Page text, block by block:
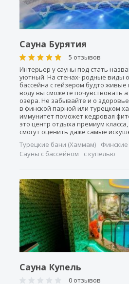
Сауна Бурятия
5 отзывов
Интерьер у сауны под стать
уютный. На стенах- родные виды
бассейна с гейзером будто
воду вы сможете почувствовать
озера. Не забывайте и о
в финской парной или турецком
иммунитет поможет кедровая
это центр отдыха премиум
смогут оценить даже самые
Турецкие бани (Хаммам)
Сауны с бассейном
с купелью
Сауна Купель
0 отзывов